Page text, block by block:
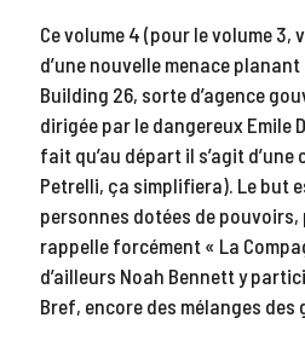
Ce volume 4 (pour le volume 3,
d’une nouvelle menace
Building 26, sorte d’agence
dirigée par le dangereux Emile
fait qu’au départ il s’agit
Petrelli, ça simplifiera). Le but
personnes dotées de
rappelle forcément « La
d’ailleurs Noah Bennett y
Bref, encore des mélanges des